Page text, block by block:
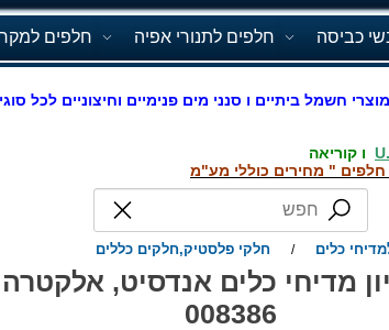
כביסה חלפים לתנורי אפיה חלפים
חשמל ביתיים ו סנני מים פנימיים וחיצוניים לכל
ו קוריאה
" מחירים כוללי מע"מ
כלים / חלקי פלסטיק,חלקים כללים
מדיחי כלים אנדסיט,
008386